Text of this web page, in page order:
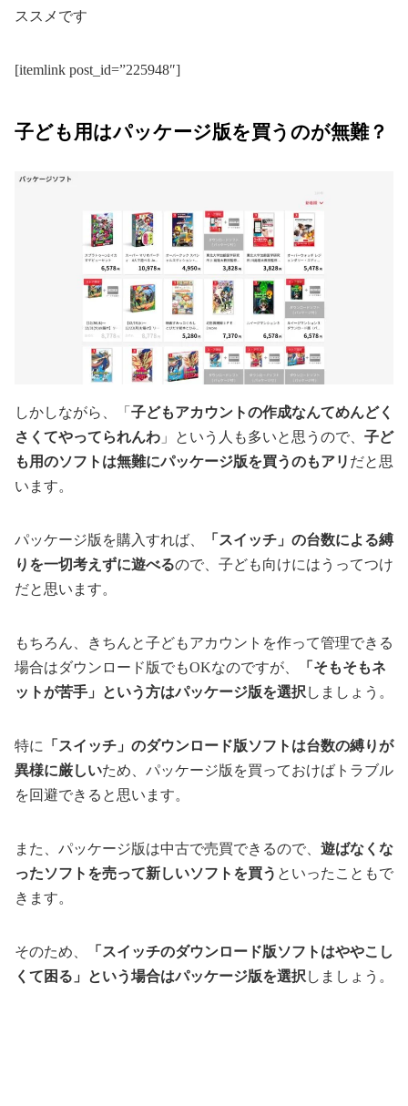
ススメです
[itemlink post_id=”225948″]
子ども用はパッケージ版を買うのが無難？
しかしながら、「 子どもアカウントの作成なんてめんどく
さくてやってられんわ 」という人も多いと思うので、 子ど
も用のソフトは無難にパッケージ版を買うのもアリ だと思
います。
パッケージ版を購入すれば、
「スイッチ」の台数による縛
りを一切考えずに遊べるので、子ども向けにはうってつけ
だと思います。
もちろん、きちんと子どもアカウントを作って管理できる
場合はダウンロード版でもOKなのですが、
「そもそもネ
ットが苦手」という方はパッケージ版を選択 しましょう。
特に
「スイッチ」のダウンロード版ソフトは台数の縛りが
異様に厳しいため、パッケージ版を買っておけばトラブル
を回避できると思います。
また、パッケージ版は中古で売買できるので、 遊ばなくな
ったソフトを売って新しいソフトを買う といったこともで
きます。
そのため、
「スイッチのダウンロード版ソフトはややこし
くて困る」という場合はパッケージ版を選択 しましょう。